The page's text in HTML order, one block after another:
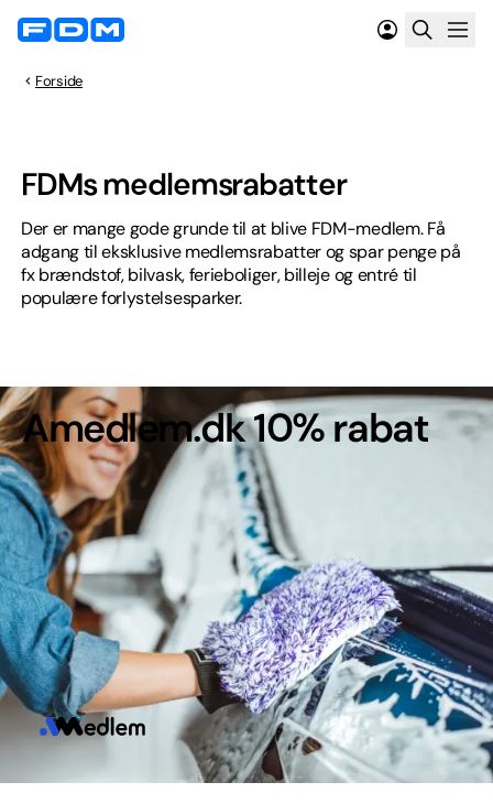
Forside
FDMs medlemsrabatter
Der er mange gode grunde til at blive FDM-medlem. Få
adgang til eksklusive medlemsrabatter og spar penge på
fx brændstof, bilvask, ferieboliger, billeje og entré til
populære forlystelsesparker.
Amedlem.dk 10% rabat